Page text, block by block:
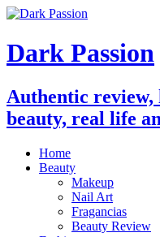
Dark Passion
Authentic review,
beauty, real life
Home
Beauty
Makeup
Nail Art
Fragancias
Beauty Review